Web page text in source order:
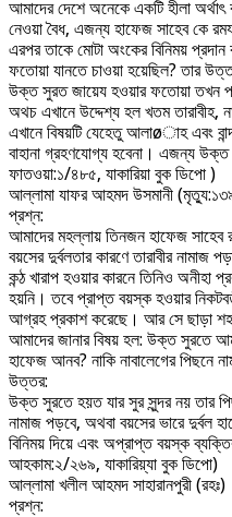
আমাদের দেশে অনেকে একটি হীলা অর্থাৎ
নেওয়া বৈধ, এজন্য হাফেজ সাহেব কে
এরপর তাকে মোটা অংকের বিনিময়
ফতোয়া যানতে চাওয়া হয়েছিল? তার
উক্ত সুরত জায়েয হওয়ার ফতোয়া তখন
অথচ এখানে উদ্দেশ্য হল খতম তারাবীহ,
এখানে বিষয়টি যেহেতু আলাøাহ এবং
বাহানা গ্রহণযোগ্য হবেনা। এজন্য
ফাতওয়া:১/৪৮৫, যাকারিয়া বুক ডিপো )
আল্লামা যাফর আহমদ উসমানী
প্রশ্ন:
আমাদের মহল্লায় তিনজন হাফেজ সাহেব
বয়সের দুর্বলতার কারণে তারাবীর
কন্ঠ খারাপ হওয়ার কারনে তিনিও
হয়নি। তবে প্রাপ্ত বয়স্ক হওয়ার
আগ্রহ প্রকাশ করেছে। আর সে ছাড়া
আমাদের জানার বিষয় হল: উক্ত সুরতে
হাফেজ আনব? নাকি নাবালেগের পিছনে
উত্তর:
উক্ত সুরতে হয়ত যার সুর সুন্দর নয় তার
নামাজ পড়বে, অথবা বয়সের ভারে দুর্বল
বিনিময় দিয়ে এবং অপ্রাপ্ত বয়স্ক
আহকাম:২/২৬৯, যাকারিয়্যা বুক ডিপো)
আল্লামা খলীল আহমদ সাহারানপুরী (রহঃ)
প্রশ্ন: